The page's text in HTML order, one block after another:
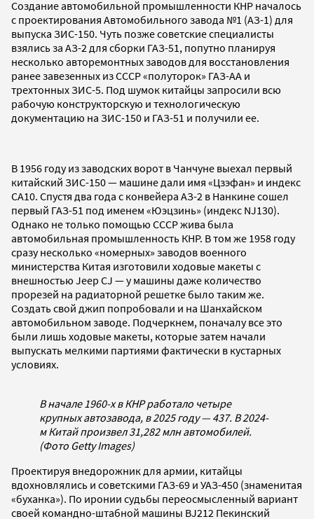
Создание автомобильной промышленности КНР началось
с проектирования Автомобильного завода №1 (АЗ-1) для
выпуска ЗИС-150. Чуть позже советские специалисты
взялись за АЗ-2 для сборки ГАЗ-51, попутно планируя
несколько авторемонтных заводов для восстановления
ранее завезенных из СССР «полуторок» ГАЗ-АА и
трехтонных ЗИС-5. Под шумок китайцы запросили всю
рабочую конструкторскую и технологическую
документацию на ЗИС-150 и ГАЗ-51 и получили ее.
В 1956 году из заводских ворот в Чанчуне выехал первый
китайский ЗИС-150 — машине дали имя «Цзэфан» и индекс
СА10. Спустя два года с конвейера АЗ-2 в Нанкине сошел
первый ГАЗ-51 под именем «Юэцзинь» (индекс NJ130).
Однако не только помощью СССР жива была
автомобильная промышленность КНР. В том же 1958 году
сразу несколько «номерных» заводов военного
министерства Китая изготовили ходовые макеты с
внешностью Jeep CJ — у машины даже количество
прорезей на радиаторной решетке было таким же.
Создать свой джип попробовали и на Шанхайском
автомобильном заводе. Подчеркнем, поначалу все это
были лишь ходовые макеты, которые затем начали
выпускать мелкими партиями фактически в кустарных
условиях.
В начале 1960-х в КНР работало четыре
крупных автозавода, в 2025 году — 437. В 2024-
м Китай произвел 31,282 млн автомобилей.
(Фото Getty Images)
Проектируя внедорожник для армии, китайцы
вдохновлялись и советскими ГАЗ-69 и УАЗ-450 (знаменитая
«буханка»). По иронии судьбы переосмысленный вариант
своей командно-штабной машины BJ212 Пекинский